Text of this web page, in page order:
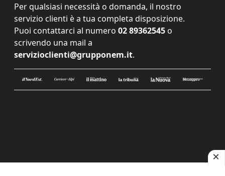
Per qualsiasi necessità o domanda, il nostro
servizio clienti è a tua completa disposizione.
Puoi contattarci al numero 02 89362545 o
scrivendo una mail a
servizioclienti@grupponem.it.